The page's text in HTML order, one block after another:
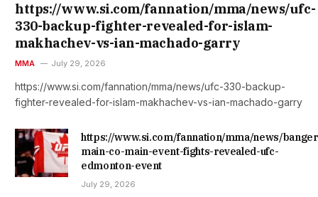
https://www.si.com/fannation/mma/news/ufc-
330-backup-fighter-revealed-for-islam-
makhachev-vs-ian-machado-garry
MMA July 29, 2026
https://www.si.com/fannation/mma/news/ufc-330-backup-
fighter-revealed-for-islam-makhachev-vs-ian-machado-garry
https://www.si.com/fannation/mma/news/
main-co-main-event-fights-revealed-ufc-
edmonton-event
July 29, 2026